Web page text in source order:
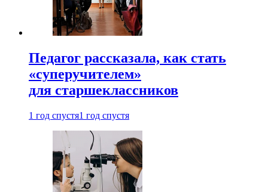
Педагог рассказала, как стать
«суперучителем»
для старшеклассников
1 год спустя1 год спустя